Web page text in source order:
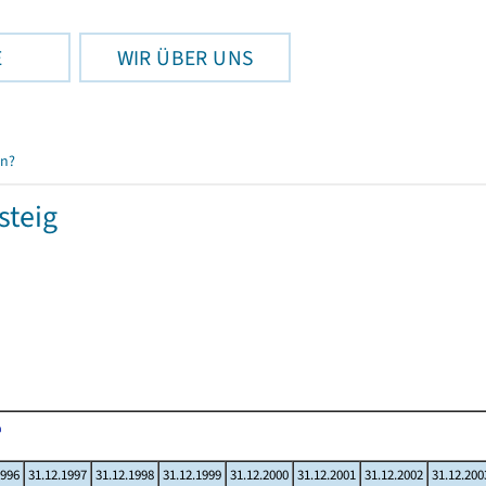
WIR ÜBER UNS
31.12.1997 31.12.1998 31.12.1999 31.12.2000 31.12.2001 31.12.2002